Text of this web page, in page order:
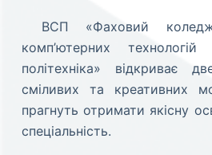
ВСП «Фаховий
комп’ютерних технологій
політехніка» відкриває
сміливих та креативних
прагнуть отримати якісну
спеціальність.